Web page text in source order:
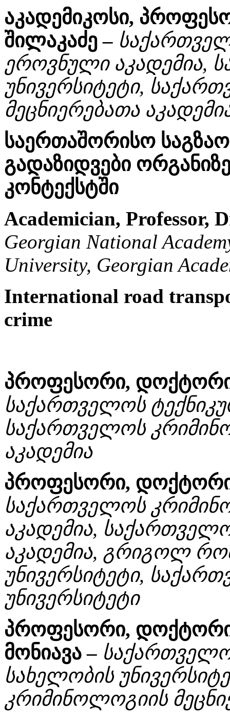
აკადემიკოსი,
შილაკაძე –
ეროვნული აკადემია,
უნივერსიტეტი,
მეცნიერებათა
საერთაშორისო
გადაზიდვები
კონტექსტში
Academician, Professor,
Georgian National
University, Georgian
International road
crime
პროფესორი, დოქტორი
საქართველოს
საქართველოს
აკადემია
პროფესორი, დოქტორი
საქართველოს
აკადემია,
აკადემია, გრიგოლ
უნივერსიტეტი,
უნივერსიტეტი
პროფესორი,
მონიავა –
სახელობის
კრიმინოლოგიის